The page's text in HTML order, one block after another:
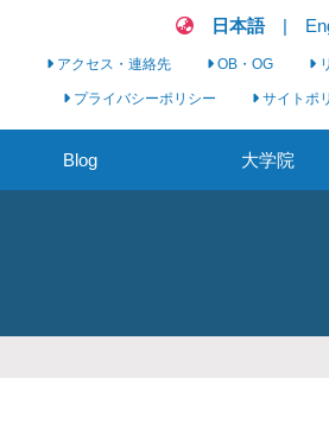
日本語 |
アクセス・連絡先 OB・OG
プライバシーポリシー サイトポ
Blog 大学院